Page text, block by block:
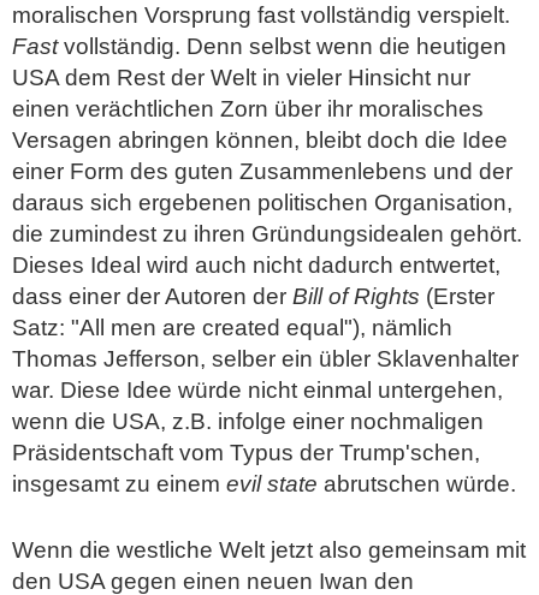
moralischen Vorsprung fast vollständig verspielt.
Fastvollständig. Denn selbst wenn die heutigen
USA dem Rest der Welt in vieler Hinsicht nur
einen verächtlichen Zorn über ihr moralisches
Versagen abringen können, bleibt doch die Idee
einer Form des guten Zusammenlebens und der
daraus sich ergebenen politischen Organisation,
die zumindest zu ihren Gründungsidealen gehört.
Dieses Ideal wird auch nicht dadurch entwertet,
dass einer der Autoren der Bill of Rights (Erster
Satz: "All men are created equal"), nämlich
Thomas Jefferson, selber ein übler Sklavenhalter
war. Diese Idee würde nicht einmal untergehen,
wenn die USA, z.B. infolge einer nochmaligen
Präsidentschaft vom Typus der Trump'schen,
insgesamt zu einem evil state abrutschen würde.
Wenn die westliche Welt jetzt also gemeinsam mit
den USA gegen einen neuen Iwan den